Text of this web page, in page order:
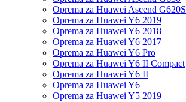
Oprema za Huawei Ascend G620S
Oprema za Huawei Y6 2019
Oprema za Huawei Y6 2018
Oprema za Huawei Y6 2017
Oprema za Huawei Y6 Pro
Oprema za Huawei Y6 II Compact
Oprema za Huawei Y6 II
Oprema za Huawei Y6
Oprema za Huawei Y5 2019